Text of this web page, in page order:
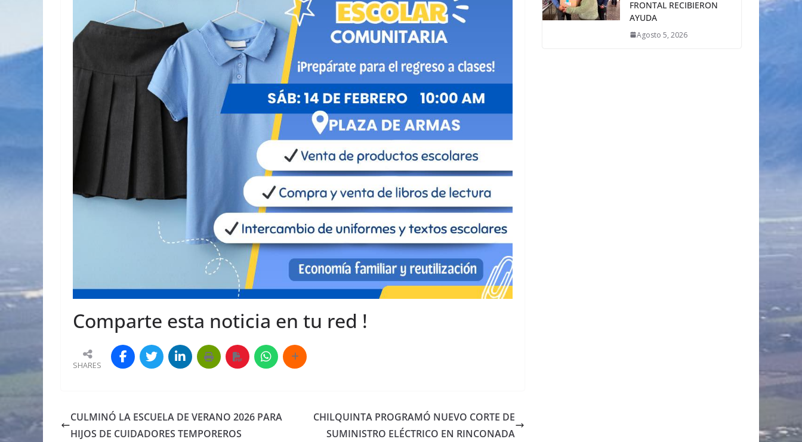
Comparte esta noticia en tu red !
SHARES
CULMINÓ LA ESCUELA DE VERANO 2026 PARA
HIJOS DE CUIDADORES TEMPOREROS
CHILQUINTA PROGRAMÓ NUEVO CORTE DE
SUMINISTRO ELÉCTRICO EN RINCONADA
FRONTAL RECIBIERON
AYUDA
Agosto 5, 2026